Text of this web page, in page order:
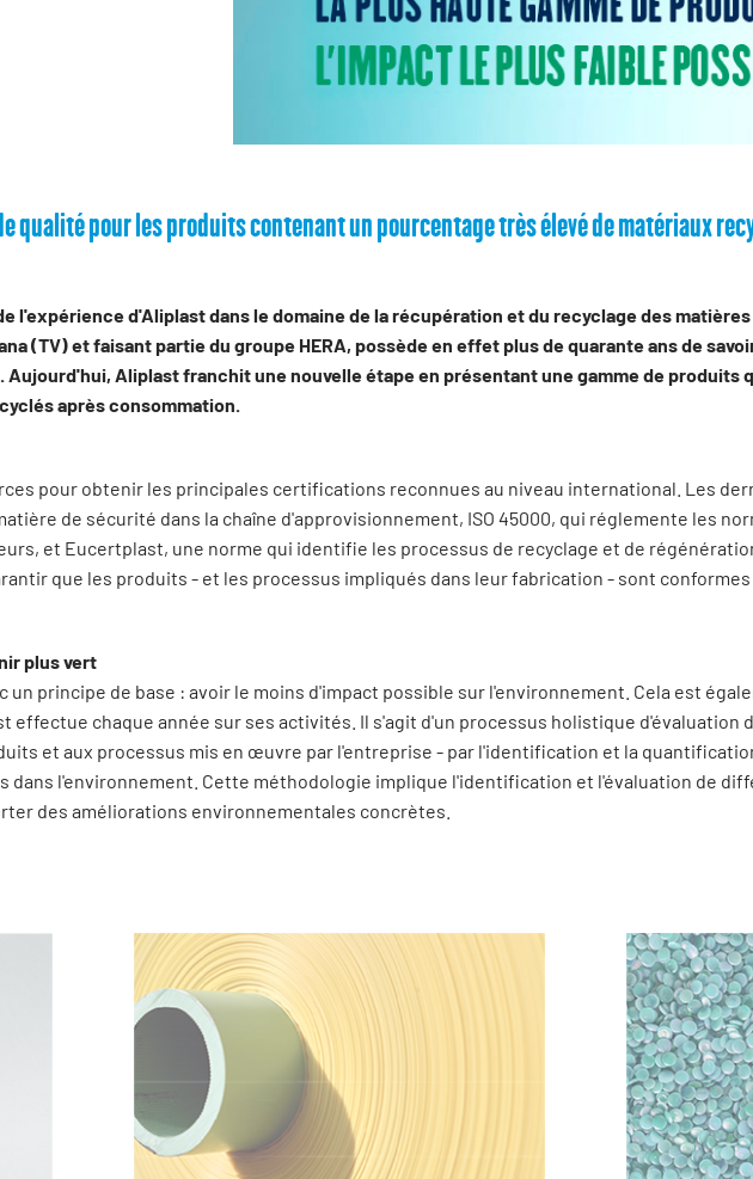
qualité pour les produits contenant un pourcentage très élevé de matériaux
l'expérience d'Aliplast dans le domaine de la récupération et du recyclage des
(TV) et faisant partie du groupe HERA, possède en effet plus de quarante ans de
Aliplast franchit une nouvelle étape en présentant une gamme de produits
après consommation.
pour obtenir les principales certifications reconnues au niveau international. Les
de sécurité dans la chaîne d'approvisionnement, ISO 45000, qui réglemente les
et Eucertplast, une norme qui identifie les processus de recyclage et de
que les produits - et les processus impliqués dans leur fabrication - sont conformes
plus vert
un principe de base : avoir le moins d'impact possible sur l'environnement. Cela est
effectue chaque année sur ses activités. Il s'agit d'un processus holistique d'évaluation
et aux processus mis en œuvre par l'entreprise - par l'identification et la
dans l'environnement. Cette méthodologie implique l'identification et l'évaluation de
des améliorations environnementales concrètes.